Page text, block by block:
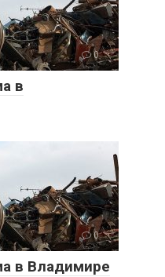
0
в
0
в Владимире